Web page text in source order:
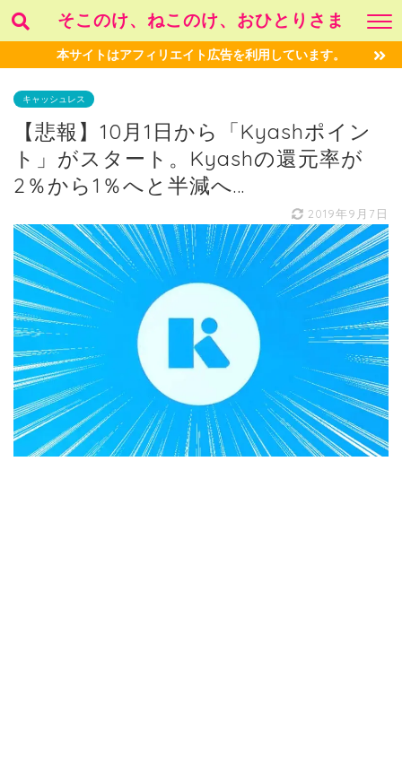
そこのけ、ねこのけ、おひとりさま
本サイトはアフィリエイト広告を利用しています。
キャッシュレス
【悲報】10月1日から「Kyashポイン
ト」がスタート。Kyashの還元率が
2％から1％へと半減へ…
2019年9月7日